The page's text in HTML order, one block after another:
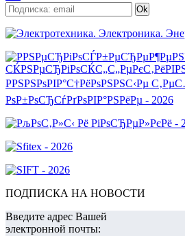
ПОДПИСКА НА НОВОСТИ
Введите адрес Вашей
электронной почты: